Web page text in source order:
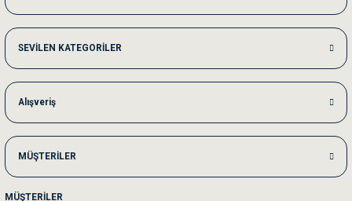
Akşam verdiğim sipariş bir sonraki gün elime ulaştı. Jack russell köpeğim
Ka***** Ar******
SEVİLEN KATEGORİLER
Alışveriş
MÜŞTERİLER
MÜŞTERİLER